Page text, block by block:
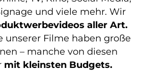
und viele mehr. Wir
aller Art.
unserer Filme haben große
– manche von diesen
mit kleinsten Budgets.